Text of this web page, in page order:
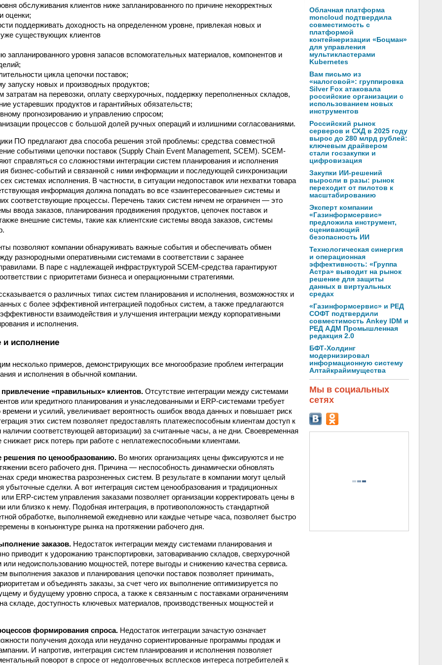
обслуживания клиентов ниже запланированного по причине некорректных
оценки;
поддерживать доходность на определенном уровне, привлекая новых и
существующих клиентов
запланированного уровня запасов вспомогательных материалов, компонентов и
цикла цепочки поставок;
запуску новых и производных продуктов;
затратам на перевозки, оплату сверхурочных, поддержку переполненных складов,
устаревших продуктов и гарантийных обязательств;
прогнозированию и управлению спросом;
процессов с большой долей ручных операций и излишними согласованиями.
ПО предлагают два способа решения этой проблемы: средства совместной
событиями цепочки поставок (Supply Chain Event Management, SCEM). SCEM-
справляться со сложностями интеграции систем планирования и исполнения
бизнес-событий и связанной с ними информации и последующей синхронизации
системах исполнения. В частности, в ситуации недопоставок или нехватки товара
информация должна попадать во все «заинтересованные» системы и
соответствующие процессы. Перечень таких систем ничем не ограничен — это
ввода заказов, планирования продвижения продуктов, цепочек поставок и
внешние системы, такие как клиентские системы ввода заказов, системы
позволяют компании обнаруживать важные события и обеспечивать обмен
разнородными оперативными системами в соответствии с заранее
В паре с надлежащей инфраструктурой SCEM-средства гарантируют
с приоритетами бизнеса и операционными стратегиями.
о различных типах систем планирования и исполнения, возможностях и
с более эффективной интеграцией подобных систем, а также предлагаются
взаимодействия и улучшения интеграции между корпоративными
и исполнения.
и исполнение
несколько примеров, демонстрирующих все многообразие проблем интеграции
и исполнения в обычной компании.
«правильных» клиентов. Отсутствие интеграции между системами
или кредитного планирования и унаследованными и ERP-системами требует
времени и усилий, увеличивает вероятность ошибок ввода данных и повышает риск
этих систем позволяет предоставлять платежеспособным клиентам доступ к
соответствующей авторизации) за считанные часы, а не дни. Своевременная
снижает риск потерь при работе с неплатежеспособными клиентами.
по ценообразованию. Во многих организациях цены фиксируются и не
всего рабочего дня. Причина — неспособность динамически обновлять
среди множества разрозненных систем. В результате в компании могут целый
убыточные сделки. А вот интеграция систем ценообразования и традиционных
ERP-систем управления заказами позволяет организации корректировать цены в
или близко к нему. Подобная интеграция, в противоположность стандартной
обработке, выполняемой ежедневно или каждые четыре часа, позволяет быстро
в конъюнктуре рынка на протяжении рабочего дня.
заказов. Недостаток интеграции между системами планирования и
приводит к удорожанию транспортировки, затовариванию складов, сверхурочной
или недоиспользованию мощностей, потере выгоды и снижению качества сервиса.
выполнения заказов и планирования цепочки поставок позволяет принимать,
и объединять заказы, за счет чего их выполнение оптимизируется по
и будущему уровню спроса, а также к связанным с поставками ограничениям
складе, доступность ключевых материалов, производственных мощностей и
формирования спроса. Недостаток интеграции зачастую означает
получения дохода или неудачно сориентированные программы продаж и
И напротив, интеграция систем планирования и исполнения позволяет
поворот в спросе от недолговечных всплесков интереса потребителей к
Облачная платформа
moncloud подтвердила
совместимость с
платформой
контейнеризации «Боцман»
для управления
мультикластерами
Kubernetes
Вам письмо из
«налоговой»: группировка
Silver Fox атаковала
российские организации с
использованием новых
инструментов
Российский рынок
серверов и СХД в 2025 году
вырос до 280 млрд рублей:
ключевым драйвером
стали госзакупки и
цифровизация
Закупки ИИ-решений
выросли в разы: рынок
переходит от пилотов к
масштабированию
Эксперт компании
«Газинформсервис»
предложила инструмент,
оценивающий
безопасность ИИ
Технологическая синергия
и операционная
эффективность: «Группа
Астра» выводит на рынок
решение для защиты
данных в виртуальных
средах
«Газинформсервис» и РЕД
СОФТ подтвердили
совместимость Ankey IDM и
РЕД АДМ Промышленная
редакция 2.0
БФТ-Холдинг
модернизировал
информационную систему
Алтайкрайимущества
Мы в социальных
сетях